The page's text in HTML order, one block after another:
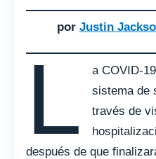
por Justin
L
a COVID-
sistema de
través de
después de que